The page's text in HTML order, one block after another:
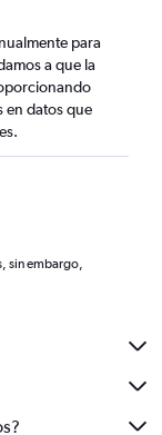
para
a que la
en datos que
sin embargo,